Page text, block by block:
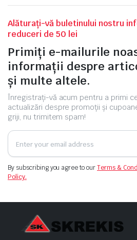
Alăturați-vă buletinului nostru
reduceri de 50 lei
Primiți e-mailurile
informații despre
și multe altele.
Înregistrați-vă acum pentru a primi
actualizări despre promoții și
griji, nu trimitem spam!
By subscribing you agree to ourTerms &
Policy.